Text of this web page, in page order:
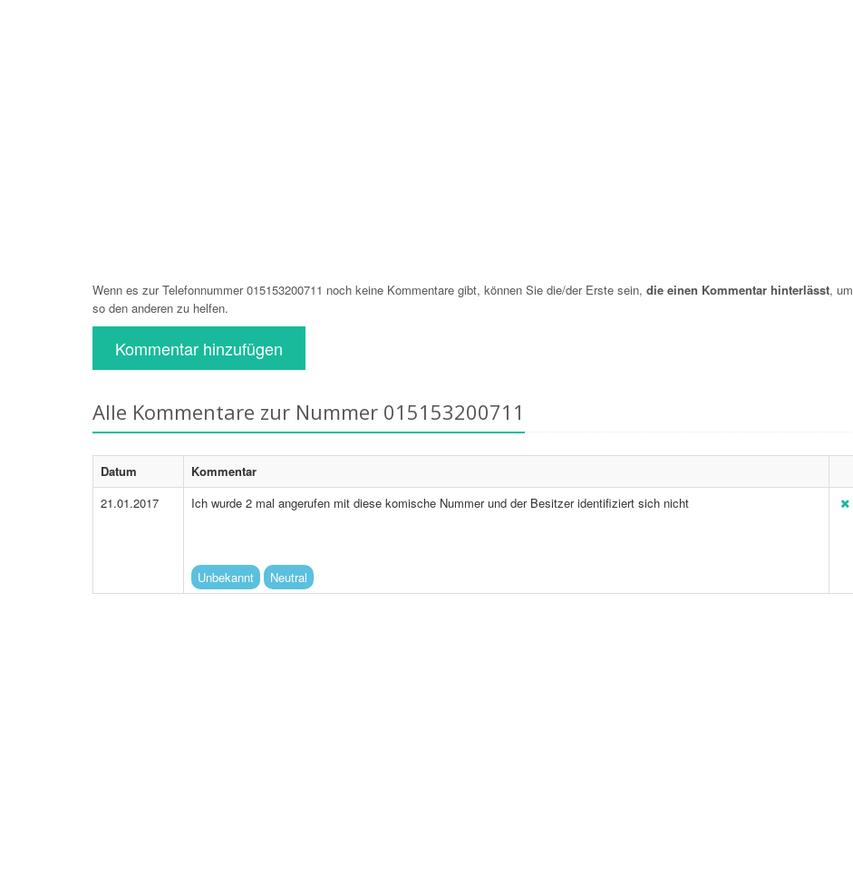
Wenn es zur Telefonnummer 015153200711 noch keine Kommentare gibt, können Sie die/der Erste sein, die einen Kommentar hinterlässt, um
so den anderen zu helfen.
Kommentar hinzufügen
Alle Kommentare zur Nummer 015153200711
Datum
Kommentar
21.01.2017
Ich wurde 2 mal angerufen mit diese komische Nummer und der Besitzer identifiziert sich nicht
Unbekannt Neutral